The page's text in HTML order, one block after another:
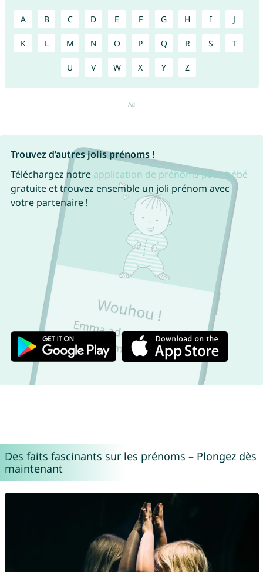
A B C D E F G H I J
K L M N O P Q R S T
U V W X Y Z
Trouvez d’autres jolis prénoms !
Téléchargez notre application de prénoms pour bébé
gratuite et trouvez ensemble un joli prénom avec
votre partenaire !
Des faits fascinants sur les prénoms – Plongez dès
maintenant